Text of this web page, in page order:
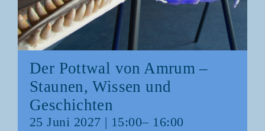
Der Pott­wal von Amrum –
Stau­nen, Wis­sen und
Geschichten
25 Juni 2027 | 15:00– 16:00